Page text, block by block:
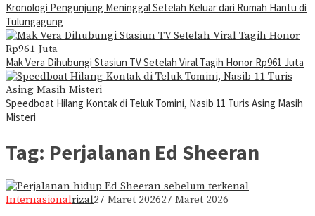
Kronologi Pengunjung Meninggal Setelah Keluar dari Rumah Hantu di
Tulungagung
Mak Vera Dihubungi Stasiun TV Setelah Viral Tagih Honor Rp961 Juta
Speedboat Hilang Kontak di Teluk Tomini, Nasib 11 Turis Asing Masih
Misteri
Tag: Perjalanan Ed Sheeran
Internasionalrizal27 Maret 202627 Maret 2026